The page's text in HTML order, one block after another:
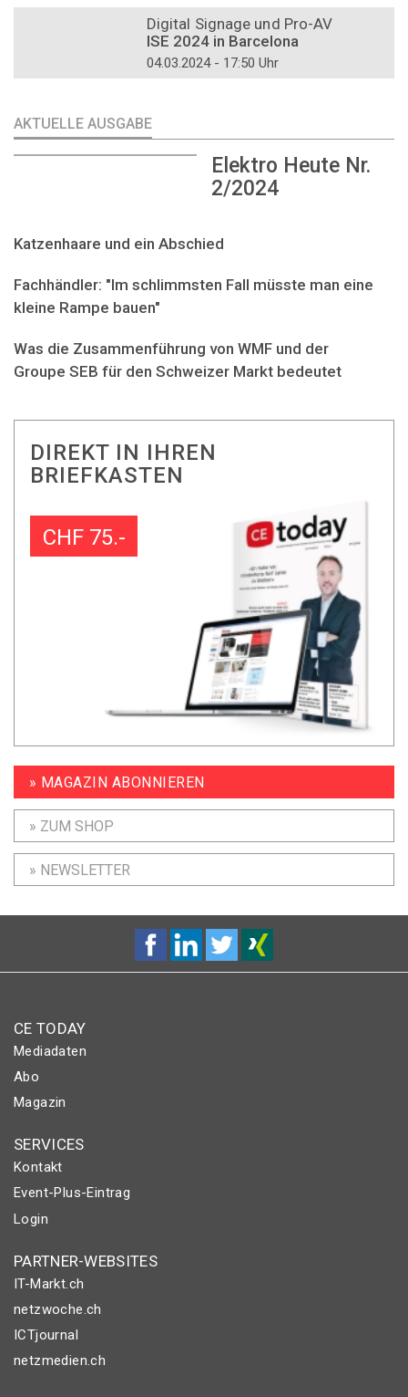
Digital Signage und Pro-AV
ISE 2024 in Barcelona
04.03.2024 - 17:50 Uhr
AKTUELLE AUSGABE
Elektro Heute Nr.
2/2024
Katzenhaare und ein Abschied
Fachhändler: "Im schlimmsten Fall müsste man eine
kleine Rampe bauen"
Was die Zusammenführung von WMF und der
Groupe SEB für den Schweizer Markt bedeutet
DIREKT IN IHREN
BRIEFKASTEN
CHF 75.-
» MAGAZIN ABONNIEREN
» ZUM SHOP
» NEWSLETTER
CE TODAY
Mediadaten
Abo
Magazin
SERVICES
Kontakt
Event-Plus-Eintrag
Login
PARTNER-WEBSITES
IT-Markt.ch
netzwoche.ch
ICTjournal
netzmedien.ch